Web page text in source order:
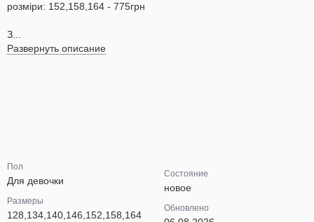
розміри: 152,158,164 - 775грн
З...
Развернуть описание
Пол
Для девочки
Размеры
128,134,140,146,152,158,164
Состояние
новое
Обновлено